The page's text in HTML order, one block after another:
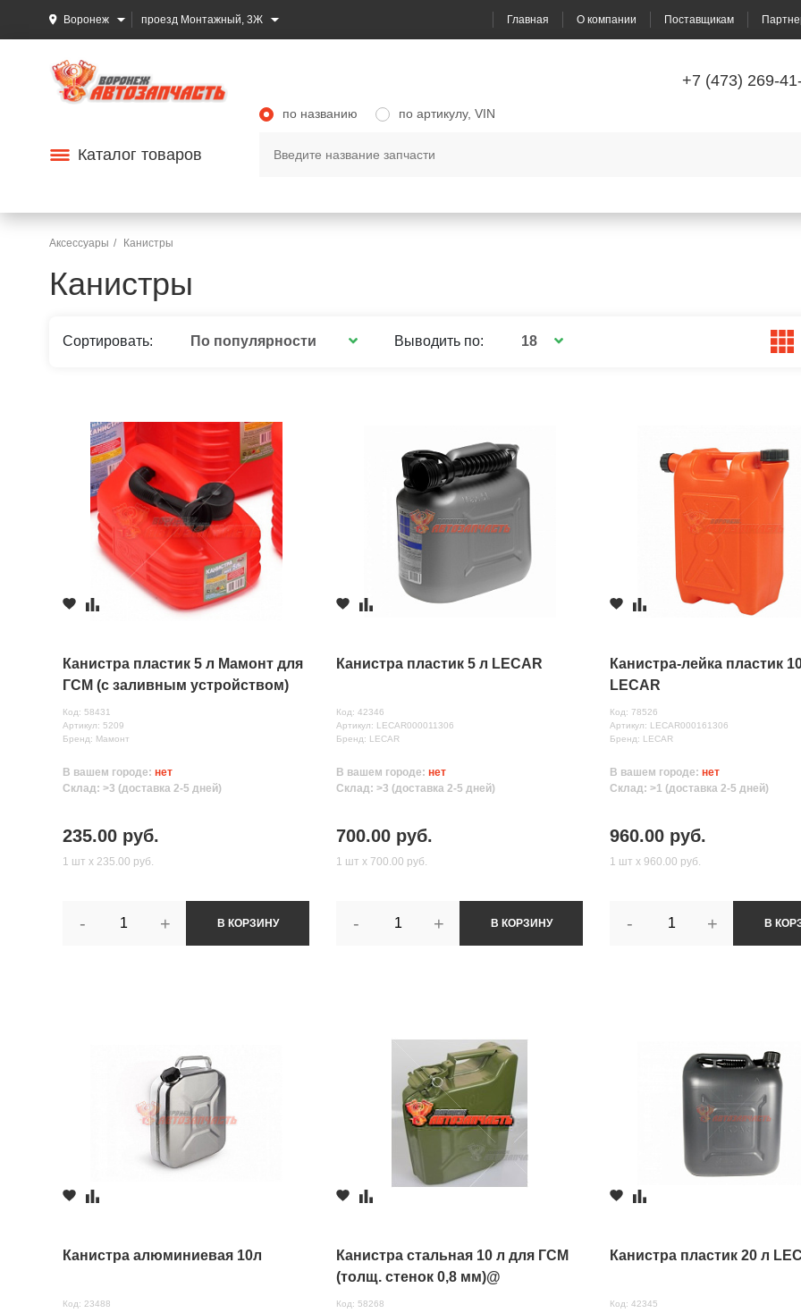
Воронеж проезд Монтажный, 3Ж Главная О компании Поставщикам
+7 (473) 269-
Каталог товаров
по названию по артикулу, VIN
Аксессуары Канистры
Канистры
Сортировать: По популярности Выводить по: 18
Канистра пластик 5 л Мамонт для
ГСМ (с заливным устройством)
Код: 58431
Артикул: 5209
Бренд: Мамонт
В вашем городе: нет
Склад: >3 (доставка 2-5 дней)
235.00 руб.
1 шт х 235.00 руб.
- + В КОРЗИНУ
Канистра пластик 5 л LECAR
Код: 42346
Артикул: LECAR000011306
Бренд: LECAR
В вашем городе:нет
Склад: >3 (доставка 2-5 дней)
700.00 руб.
1 шт х 700.00 руб.
- + В КОРЗИНУ
Канистра-лейка пластик
LECAR
Код: 78526
Артикул: LECAR000161306
Бренд: LECAR
В вашем городе:нет
Склад: >1 (доставка 2-5 дней)
960.00 руб.
1 шт х 960.00 руб.
- + В
Канистра алюминиевая 10л
Код: 23488
Канистра стальная 10 л для ГСМ
(толщ. стенок 0,8 мм)@
Код: 58268
Канистра пластик 20 л
Код: 42345